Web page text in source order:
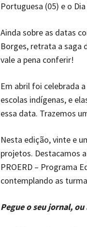
Portuguesa (05) e o
Ainda sobre as datas
Borges, retrata a saga
vale a pena conferir!
Em abril foi celebrada
escolas indígenas, e
essa data. Trazemos
Nesta edição, vinte e
projetos. Destacamos
PROERD – Programa
contemplando as
Pegue o seu jornal, ou